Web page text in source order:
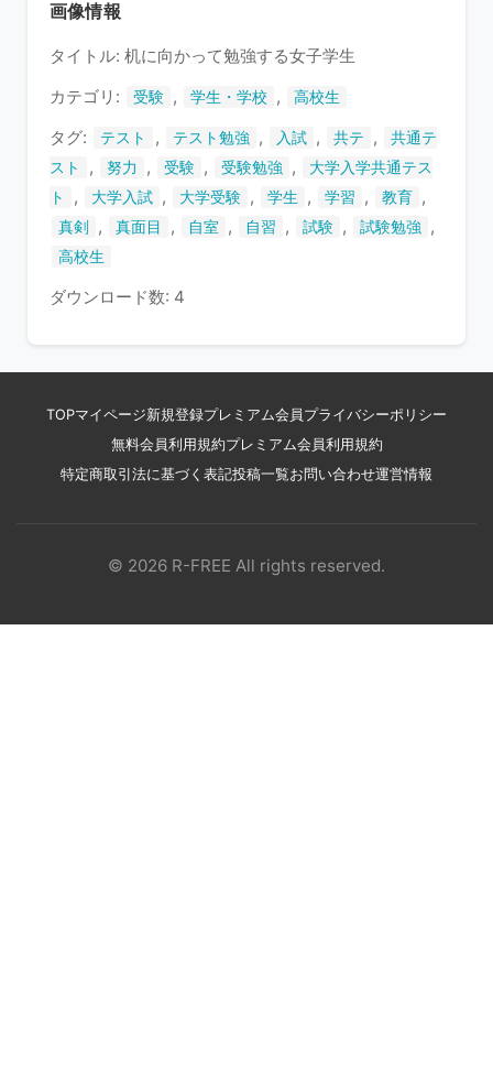
い
ま
画像情報
タイトル: 机に向かって勉強する女子学生
カテゴリ:
受験 , 学生・学校 , 高校生
タグ: テスト , テスト勉強 , 入試 , 共テ ,
共通テ
スト
, 努力 , 受験 , 受験勉強 ,
大学入学共通テス
ト
, 大学入試 , 大学受験 , 学生 , 学習 , 教育 ,
真剣 , 真面目 , 自室 , 自習 , 試験 , 試験勉強 ,
高校生
ダウンロード数: 4
TOPマイページ新規登録プレミアム会員 プライバシーポリシー
無料会員利用規約プレミアム会員利用規約
特定商取引法に基づく表記投稿一覧お問い合わせ運営情報
© 2026 R-FREE All rights reserved.